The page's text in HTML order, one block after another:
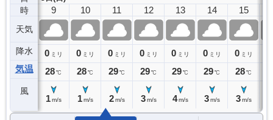
時
天気
降水
気温
風
8
0ミリ
27℃
9
0 ミリ
28℃
1 m/s
10
0 ミリ
28℃
1 m/s
11
0 ミリ
29℃
2 m/s
12
0 ミリ
29℃
3 m/s
13
0 ミリ
29℃
4 m/s
14
0 ミリ
29℃
3 m/s
15
0 ミリ
28℃
3 m/s